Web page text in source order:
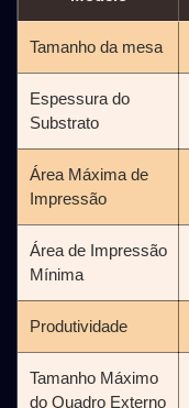
Tamanho da mesa
Espessura do
Substrato
Área Máxima de
Impressão
Área de Impressão
Mínima
Produtividade
Tamanho Máximo
do Quadro Externo